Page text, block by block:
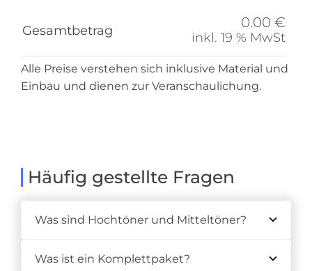
Gesamtbetrag 0.00 €
inkl. 19 % MwSt
Alle Preise verstehen sich inklusive Material und
Einbau und dienen zur Veranschaulichung.
Häufig gestellte Fragen
Was sind Hochtöner und Mitteltöner?
Was ist ein Komplettpaket?